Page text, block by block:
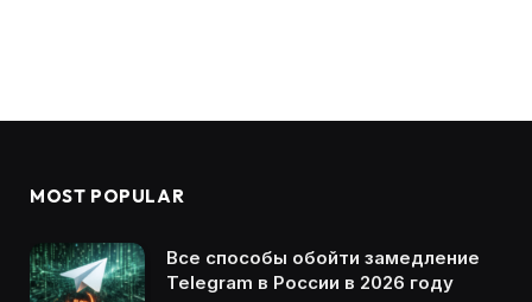
MOST POPULAR
Все способы обойти замедление
Telegram в России в 2026 году